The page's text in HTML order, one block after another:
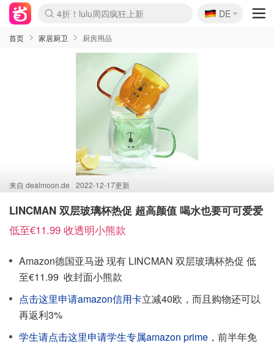
Boticinal 夏促开抢！
4折！lulu周四疯狂上新
还没结束！&OtherStories大促
Joybuy变相75折 随时失效
速领！Stanley独家85折
疑似霸哥！Camper额外叠85折
Zalando 奥莱闪促！每日更新
Moncler反季囤！5折起+叠9折
Coach Brooklyn仅€192
🇩🇪
DE
首页 家居厨卫 厨房用品
来自 dealmoon.de 2022-12-17更新
LINCMAN 双层玻璃杯热促 超高颜值 喝水也要可可爱爱
低至€11.99 收透明小熊款
Amazon德国亚马逊 现有 LINCMAN 双层玻璃杯热促 低
至€11.99 收封面小熊款
点击这里申请amazon信用卡立减40欧，而且购物还可以
再返利3%
学生请点击这里申请学生专属amazon prime ，前半年免